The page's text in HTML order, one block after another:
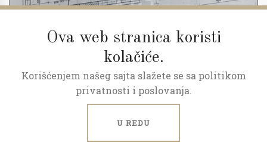
Ova web stranica koristi
kolačiće.
Korišćenjem našeg sajta slažete se sa politikom
privatnosti i poslovanja.
U REDU
3.0 52 m2 1/2
Predprodaja, povraćaj pdv-a